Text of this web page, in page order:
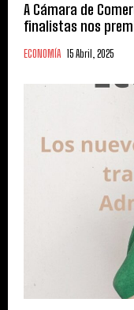
A Cámara de
finalistas nos
ECONOMÍA 15 Abril, 2025